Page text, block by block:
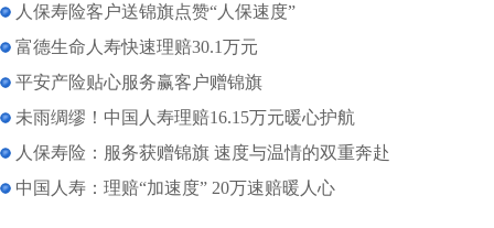
人保寿险客户送锦旗点赞“人保速度”
富德生命人寿快速理赔30.1万元
平安产险贴心服务赢客户赠锦旗
未雨绸缪！中国人寿理赔16.15万元暖心护航
人保寿险：服务获赠锦旗 速度与温情的双重奔赴
中国人寿：理赔“加速度” 20万速赔暖人心